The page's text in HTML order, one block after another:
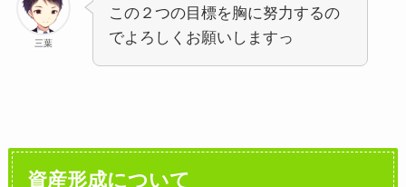
三葉
この２つの目標を胸に努力するの
でよろしくお願いしますっ
資産形成について